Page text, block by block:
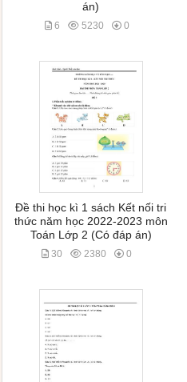
án)
6 5230 0
Đề thi học kì 1 sách Kết nối tri
thức năm học 2022-2023 môn
Toán Lớp 2 (Có đáp án)
30 2380 0